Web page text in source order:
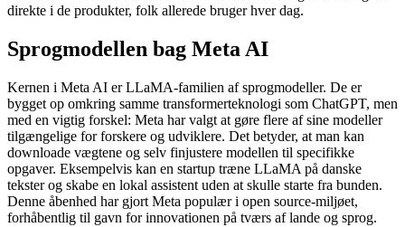
direkte i de produkter, folk allerede bruger hver dag.
Sprogmodellen bag Meta AI
Kernen i Meta AI er LLaMA-familien af sprogmodeller. De er
bygget op omkring samme transformerteknologi som ChatGPT, men
med en vigtig forskel: Meta har valgt at gøre flere af sine modeller
tilgængelige for forskere og udviklere. Det betyder, at man kan
downloade vægtene og selv finjustere modellen til specifikke
opgaver. Eksempelvis kan en startup træne LLaMA på danske
tekster og skabe en lokal assistent uden at skulle starte fra bunden.
Denne åbenhed har gjort Meta populær i open source-miljøet,
forhåbentlig til gavn for innovationen på tværs af lande og sprog.